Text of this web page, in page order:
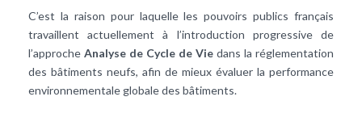
C’est la raison pour laquelle les pouvoirs publics français
travaillent actuellement à l’introduction progressive de
l’approche Analyse de Cycle de Vie dans la réglementation
des bâtiments neufs, afin de mieux évaluer la performance
environnementale globale des bâtiments.